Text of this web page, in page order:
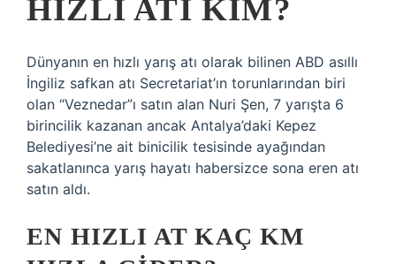
HIZLI ATI KIM?
Dünyanın en hızlı yarış atı olarak bilinen ABD asıllı
İngiliz safkan atı Secretariat’ın torunlarından biri
olan “Veznedar”ı satın alan Nuri Şen, 7 yarışta 6
birincilik kazanan ancak Antalya’daki Kepez
Belediyesi’ne ait binicilik tesisinde ayağından
sakatlanınca yarış hayatı habersizce sona eren atı
satın aldı.
EN HIZLI AT KAÇ KM